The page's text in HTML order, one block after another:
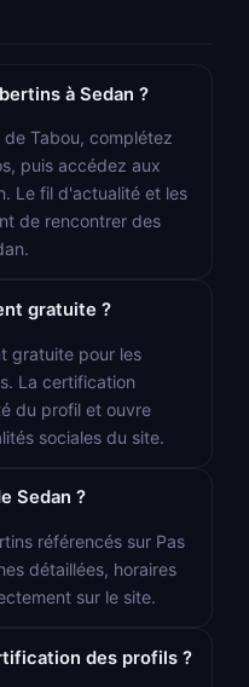
à Sedan ?
Tabou, complétez
puis accédez aux
Le fil d'actualité et les
de rencontrer des
gratuite ?
gratuite pour les
La certification
du profil et ouvre
sociales du site.
Sedan ?
référencés sur Pas
détaillées, horaires
sur le site.
des profils ?